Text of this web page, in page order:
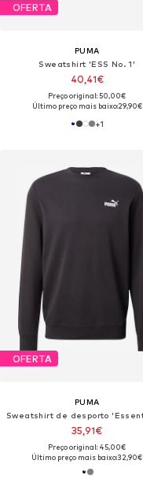
OFERTA
PUMA
Sweatshirt 'ESS No. 1'
40,41€
Preço original: 50,00€
Último preço mais baixo:29,90€
+1
OFERTA
PUMA
35,91€
Preço original: 45,00€
Último preço mais baixo:32,90€